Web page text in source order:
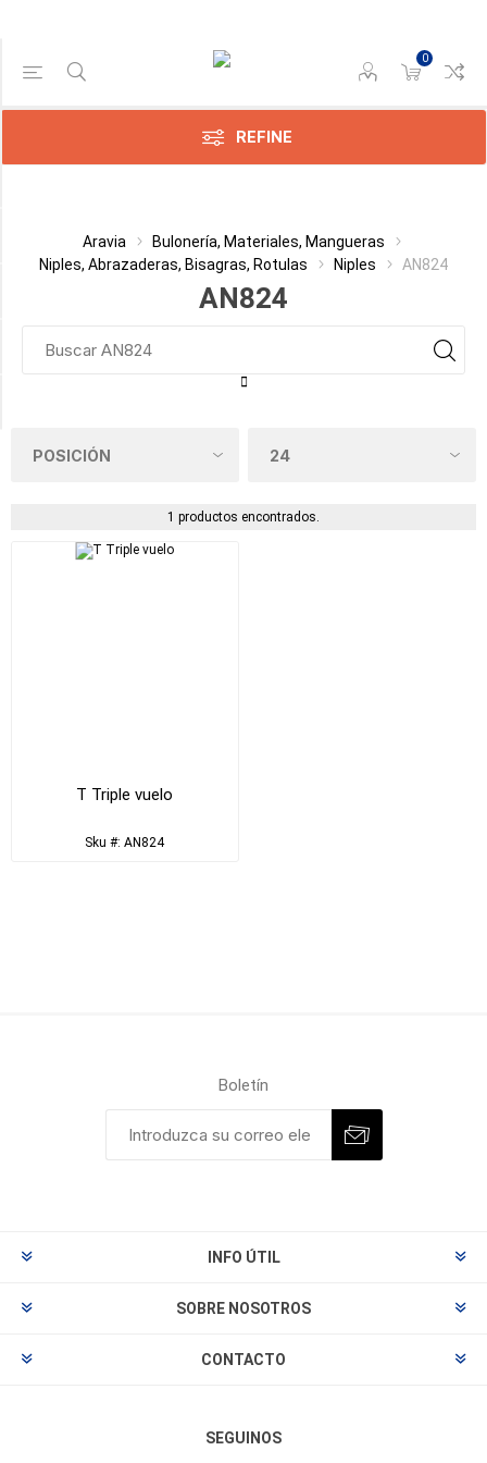
0
REFINE
Aravia
Bulonería, Materiales, Mangueras
Niples, Abrazaderas, Bisagras, Rotulas
Niples AN824
AN824
1 productos encontrados.
T Triple vuelo
Sku #: AN824
Gama de precios
Min:$
Categoría
Diámetro Exterior del Tubo
Boletín
INFO ÚTIL
SOBRE NOSOTROS
CONTACTO
SEGUINOS